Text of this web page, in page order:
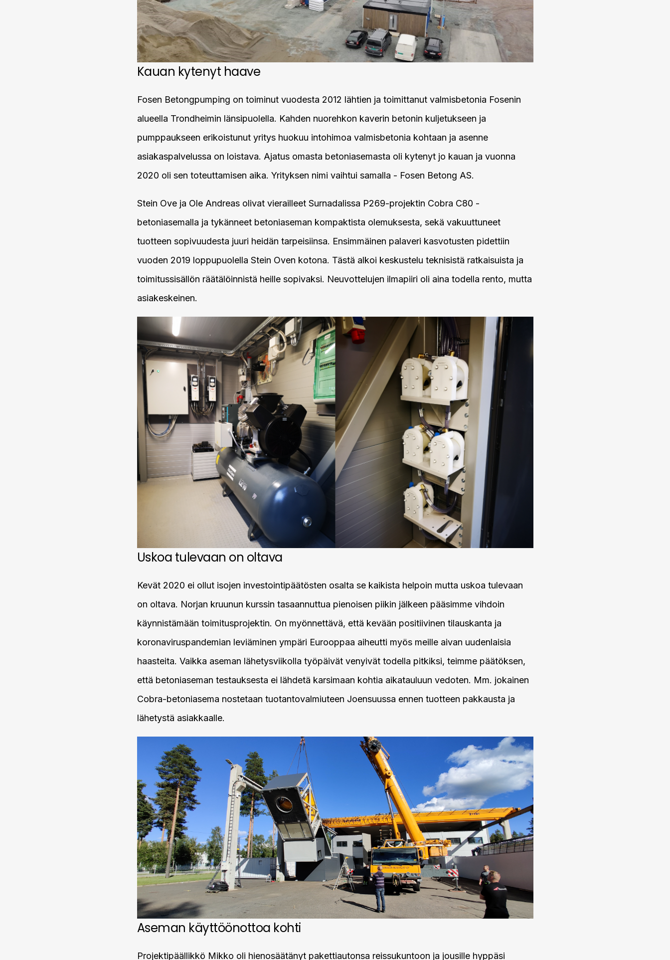
Kauan kytenyt haave
Fosen Betongpumping on toiminut vuodesta 2012 lähtien ja toimittanut valmisbetonia Fosenin
alueella Trondheimin länsipuolella. Kahden nuorehkon kaverin betonin kuljetukseen ja
pumppaukseen erikoistunut yritys huokuu intohimoa valmisbetonia kohtaan ja asenne
asiakaspalvelussa on loistava. Ajatus omasta betoniasemasta oli kytenyt jo kauan ja vuonna
2020 oli sen toteuttamisen aika. Yrityksen nimi vaihtui samalla - Fosen Betong AS.
Stein Ove ja Ole Andreas olivat vierailleet Surnadalissa P269-projektin Cobra C80 -
betoniasemalla ja tykänneet betoniaseman kompaktista olemuksesta, sekä vakuuttuneet
tuotteen sopivuudesta juuri heidän tarpeisiinsa. Ensimmäinen palaveri kasvotusten pidettiin
vuoden 2019 loppupuolella Stein Oven kotona. Tästä alkoi keskustelu teknisistä ratkaisuista ja
toimitussisällön räätälöinnistä heille sopivaksi. Neuvottelujen ilmapiiri oli aina todella rento, mutta
asiakeskeinen.
Uskoa tulevaan on oltava
Kevät 2020 ei ollut isojen investointipäätösten osalta se kaikista helpoin mutta uskoa tulevaan
on oltava. Norjan kruunun kurssin tasaannuttua pienoisen piikin jälkeen pääsimme vihdoin
käynnistämään toimitusprojektin. On myönnettävä, että kevään positiivinen tilauskanta ja
koronaviruspandemian leviäminen ympäri Eurooppaa aiheutti myös meille aivan uudenlaisia
haasteita. Vaikka aseman lähetysviikolla työpäivät venyivät todella pitkiksi, teimme päätöksen,
että betoniaseman testauksesta ei lähdetä karsimaan kohtia aikatauluun vedoten. Mm. jokainen
Cobra-betoniasema nostetaan tuotantovalmiuteen Joensuussa ennen tuotteen pakkausta ja
lähetystä asiakkaalle.
Aseman käyttöönottoa kohti
Projektipäällikkö Mikko oli hienosäätänyt pakettiautonsa reissukuntoon ja jousille hyppäsi